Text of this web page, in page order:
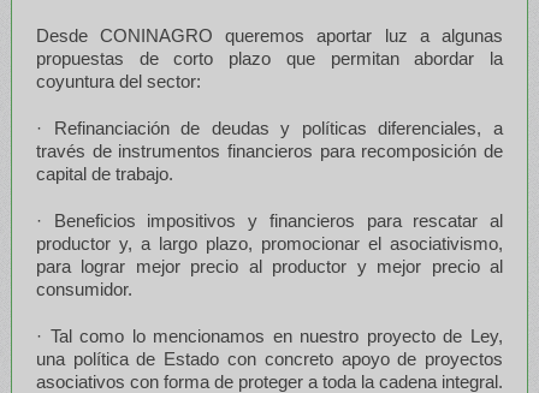
Desde CONINAGRO queremos aportar luz a algunas
propuestas de corto plazo que permitan abordar la
coyuntura del sector:
· Refinanciación de deudas y políticas diferenciales, a
través de instrumentos financieros para recomposición de
capital de trabajo.
· Beneficios impositivos y financieros para rescatar al
productor y, a largo plazo, promocionar el asociativismo,
para lograr mejor precio al productor y mejor precio al
consumidor.
· Tal como lo mencionamos en nuestro proyecto de Ley,
una política de Estado con concreto apoyo de proyectos
asociativos con forma de proteger a toda la cadena integral.